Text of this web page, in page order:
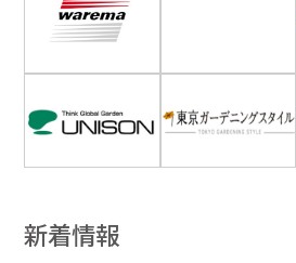
新着情報